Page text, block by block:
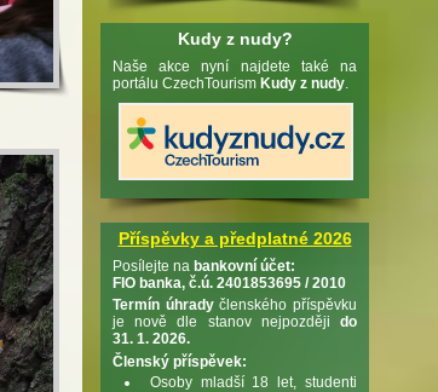
Kudy z nudy?
Naše akce nyní najdete také na
portálu CzechTourism Kudy z nudy
Příspěvky a předplatné 2026
Posílejte na bankovní účet:
FIO banka, č.ú. 2401853695 / 2010
Termín úhradyčlenského příspěvku
je nově dle stanov nejpozději do
31. 1. 2026.
Členský příspěvek:
Osoby mladší 18 let, studenti